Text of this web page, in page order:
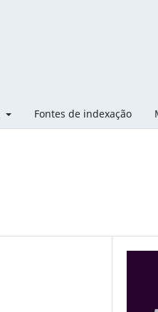
Fontes de indexação